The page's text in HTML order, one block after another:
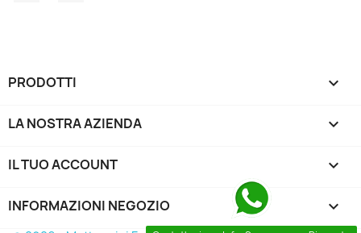
PRODOTTI 
LA NOSTRA AZIENDA 
IL TUO ACCOUNT 
INFORMAZIONI NEGOZIO keyboard_arrow_down